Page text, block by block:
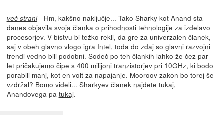
več strani- Hm, kakšno naključje... Tako Sharky kot Anand sta
danes objavila svoja članka o prihodnosti tehnologije za izdelavo
procesorjev. V bistvu bi težko rekli, da gre za univerzalen članek,
saj v obeh glavno vlogo igra Intel, toda do zdaj so glavni razvojni
trendi vedno bili podobni. Sodeč po teh člankih lahko že čez par
let pričakujemo čipe s 400 milijoni tranzistorjev pri 10GHz, ki bodo
porabili manj, kot en volt za napajanje. Mooroov zakon bo torej še
vzdržal? Bomo videli... Sharkyev članek najdete tukaj,
Anandovega pa tukaj.